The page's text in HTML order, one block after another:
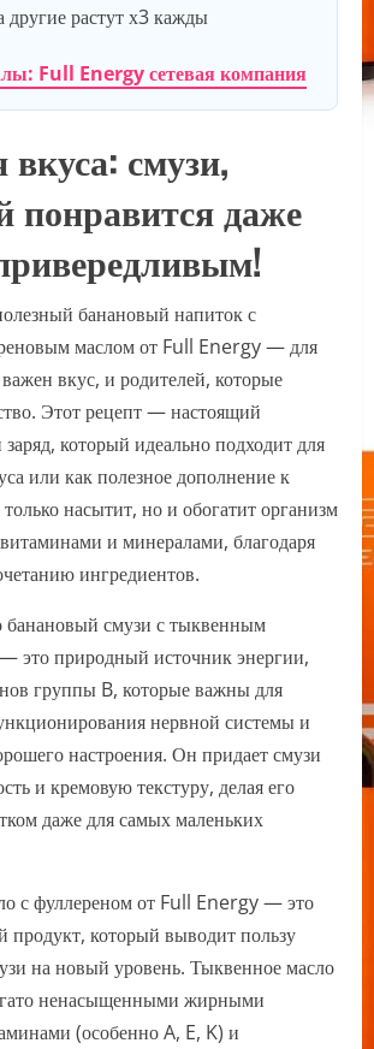
другие растут х3 кажды
Full Energy сетевая компания
вкуса: смузи,
понравится даже
банановый напиток с
маслом от Full Energy — для
вкус, и родителей, которые
Этот рецепт — настоящий
заряд, который идеально подходит для
или как полезное дополнение к
насытит, но и обогатит организм
и минералами, благодаря
ингредиентов.
смузи с тыквенным
это природный источник энергии,
группы B, которые важны для
нервной системы и
настроения. Он придает смузи
и кремовую текстуру, делая его
даже для самых маленьких
с фуллереном от Full Energy — это
который выводит пользу
на новый уровень. Тыквенное масло
ненасыщенными жирными
(особенно A, E, K) и